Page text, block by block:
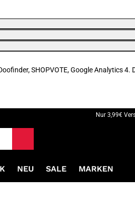
SHOPVOTE, Google Analytics 4.
Nur 3,99€
NEU SALE MARKEN